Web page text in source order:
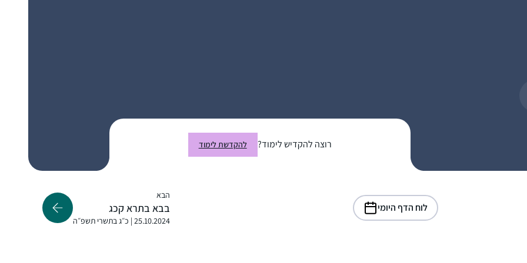
רוצה להקדיש לימוד? להקדשת לימוד
לוח הדף היומי
הבא
בבא בתרא קכג
25.10.2024 | כ״ג בתשרי תשפ״ה
הדף עם בעלי שזה מפתיע ומשמח מאוד! לימוד
הדף הוא חלק בלתי נפרד מהיום שלי. לומדת
בצהריים ומחכה לזמן הזה מידי יום…